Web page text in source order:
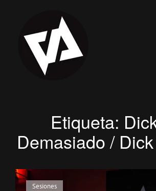
Etiqueta:
Demasiado /
Enlaces
Sesiones